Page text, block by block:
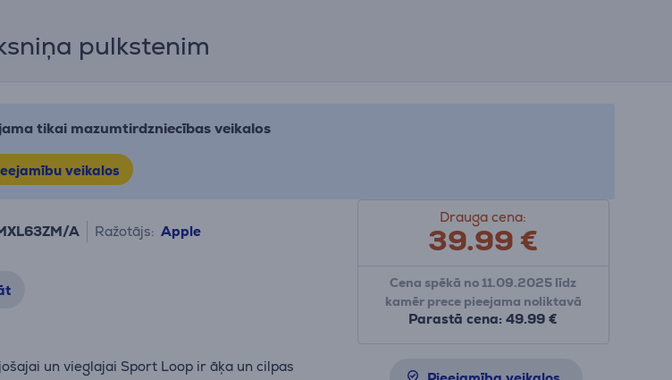
pulkstenim
tikai mazumtirdzniecības veikalos
veikalos
A Ražotājs: Apple
un vieglajai Sport Loop ir āķa un cilpas
Drauga cena:
39.99€
Cena spēkā no 11.09.2025 līdz
kamēr prece pieejama noliktavā
Parastā cena: 49.99 €